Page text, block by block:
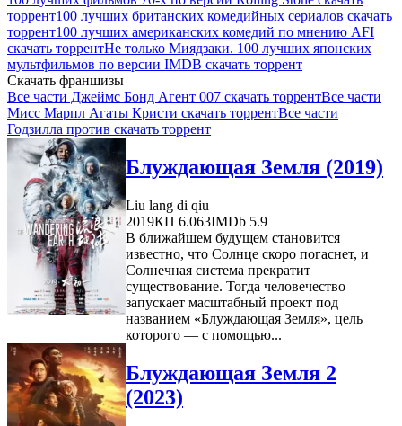
торрент100 лучших британских комедийных сериалов скачать
торрент100 лучших американских комедий по мнению AFI
скачать торрентНе только Миядзаки. 100 лучших японских
мультфильмов по версии IMDB скачать торрент
Скачать франшизы
Все части Джеймс Бонд Агент 007 скачать торрентВсе части
Мисс Марпл Агаты Кристи скачать торрентВсе части
Годзилла против скачать торрент
Блуждающая Земля (2019)
Liu lang di qiu
2019КП 6.063IMDb 5.9
В ближайшем будущем становится
известно, что Солнце скоро погаснет, и
Солнечная система прекратит
существование. Тогда человечество
запускает масштабный проект под
названием «Блуждающая Земля», цель
которого — с помощью...
Блуждающая Земля 2
(2023)